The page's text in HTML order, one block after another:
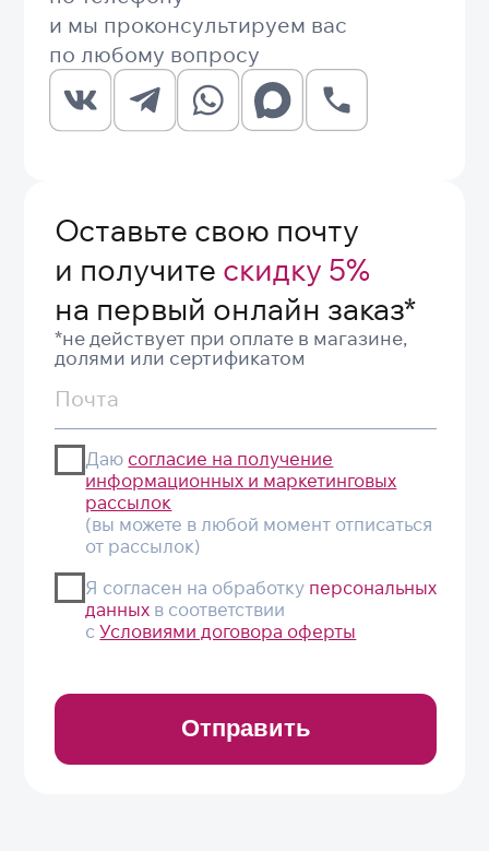
украшением, а не всем комплектом.
Цветопередача на фотографиях всегда приблизительна,
особенно для муранского стекла и природных
минералов. Сравнить оттенки при разном освещении
можно в магазинах EspanaMe в Москве и Санкт-